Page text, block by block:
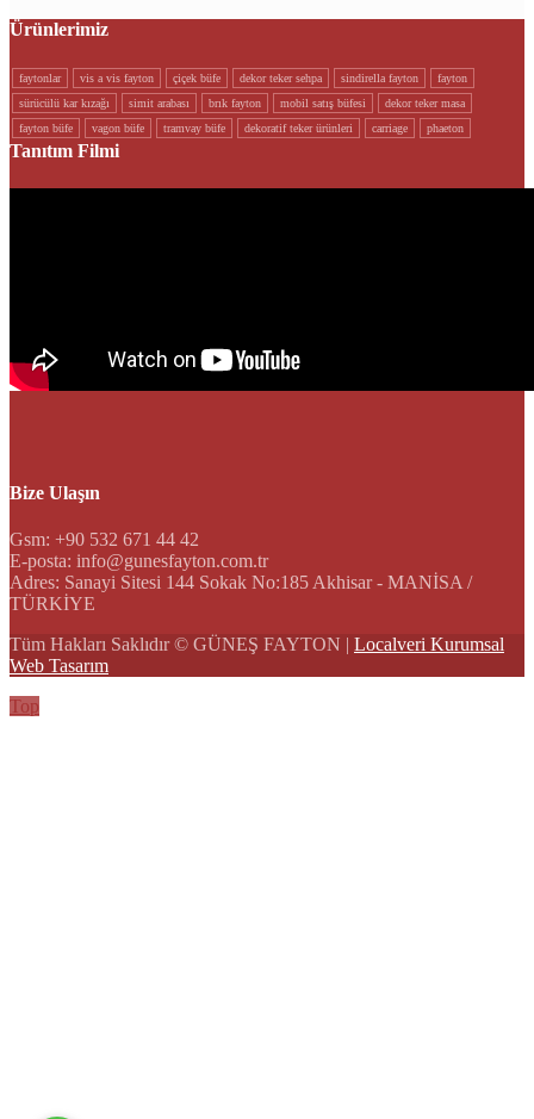
Ürünlerimiz
faytonlar vi̇s a vi̇s fayton çi̇çek büfe dekor teker sehpa si̇ndi̇rella fayton
fayton
sürücülü kar kizaği
si̇mi̇t arabasi brik fayton mobi̇l satiş büfesi̇
dekor teker masa
fayton büfe
vagon büfe tramvay büfe dekorati̇f teker ürünleri carriage phaeton
Tanıtım Filmi
Bize Ulaşın
Gsm: +90 532 671 44 42
E-posta: info@gunesfayton.com.tr
Adres: Sanayi Sitesi 144 Sokak No:185 Akhisar - MANİSA /
TÜRKİYE
Tüm Hakları Saklıdır © GÜNEŞ FAYTON | Localveri Kurumsal
Web Tasarım
Top